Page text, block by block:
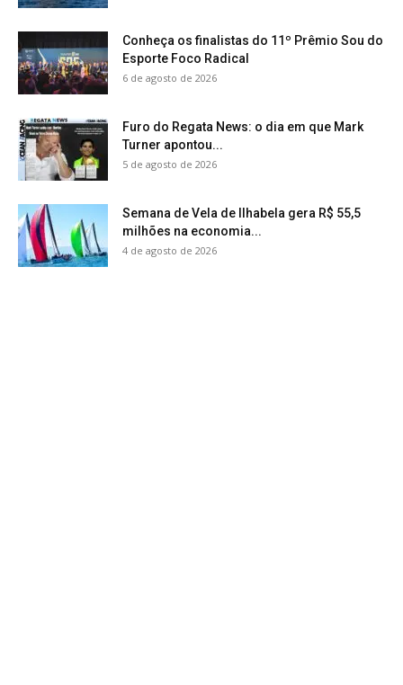
Conheça os finalistas do 11º Prêmio Sou do
Esporte Foco Radical
6 de agosto de 2026
Furo do Regata News: o dia em que Mark
Turner apontou...
5 de agosto de 2026
Semana de Vela de Ilhabela gera R$ 55,5
milhões na economia...
4 de agosto de 2026